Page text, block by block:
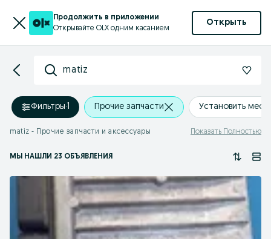
Продолжить в приложении
Открывайте OLX одним касанием
Открыть
matiz
Фильтры·1 Прочие запчасти Установить
matiz - Прочие запчасти и аксессуары Показать Полностью
МЫ НАШЛИ 23 ОБЪЯВЛЕНИЯ